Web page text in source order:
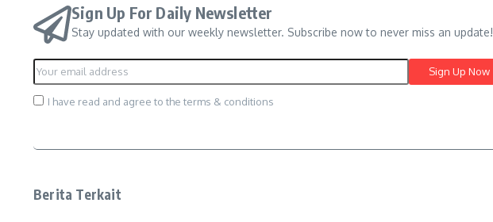
Sign Up For Daily Newsletter
Stay updated with our weekly newsletter. Subscribe now to never miss an update!
I have read and agree to the terms & conditions
Berita Terkait